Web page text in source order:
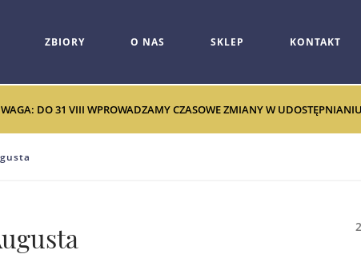
ZBIORY O NAS SKLEP KONTAKT
DO 31 VIII WPROWADZAMY CZASOWE ZMIANY W UDOSTĘPNIANIU